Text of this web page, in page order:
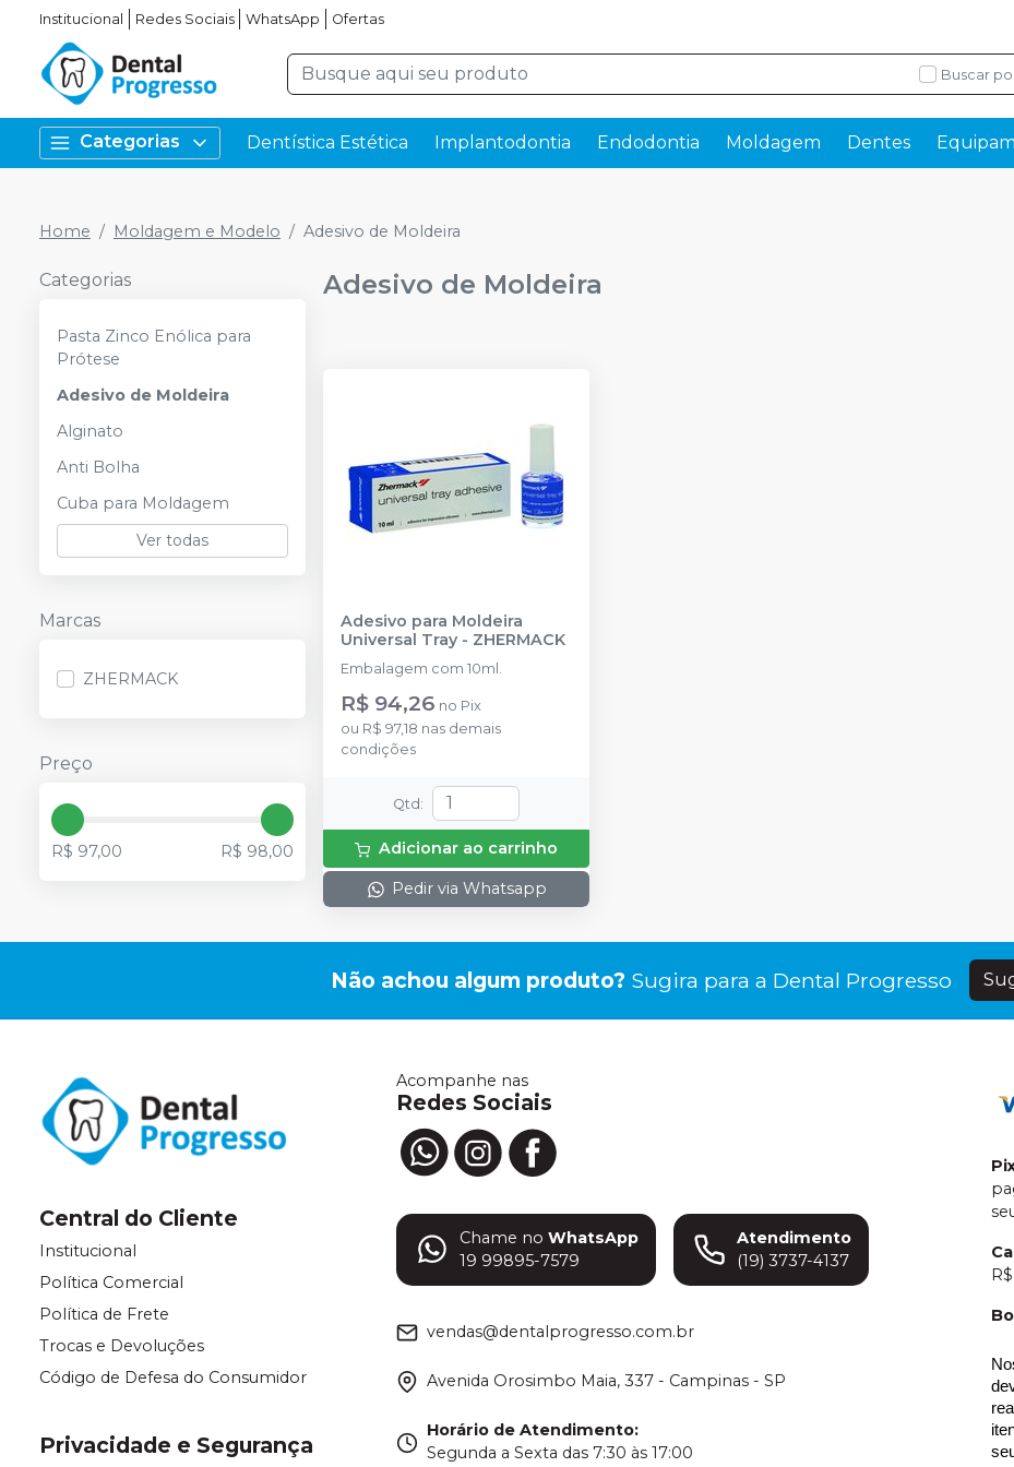
Institucional Redes Sociais WhatsApp Ofertas
Buscar
Categorias Dentística Estética Implantodontia Endodontia Moldagem Dentes
Home Moldagem e Modelo Adesivo de Moldeira
Categorias
Pasta Zinco Enólica para
Prótese
Adesivo de Moldeira
Alginato
Anti Bolha
Cuba para Moldagem
Ver todas
Marcas
ZHERMACK
Preço
R$ 97,00 R$ 98,00
Adesivo de Moldeira
Adesivo para Moldeira
Universal Tray- ZHERMACK
Embalagem com 10ml.
R$ 94,26 no Pix
ou R$ 97,18 nas demais
condições
Qtd:
Adicionar ao carrinho
Pedir via Whatsapp
Não achou algum produto? Sugira para a Dental Progresso
Central do Cliente
Institucional
Política Comercial
Política de Frete
Trocas e Devoluções
Código de Defesa do Consumidor
Privacidade e Segurança
Acompanhe nas
Redes Sociais
Chame no WhatsApp
19 99895-7579
Atendimento
(19) 3737-4137
vendas@dentalprogresso.com.br
Avenida Orosimbo Maia, 337 - Campinas - SP
Horário de Atendimento:
Segunda a Sexta das 7:30 às 17:00